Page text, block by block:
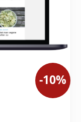
-10%